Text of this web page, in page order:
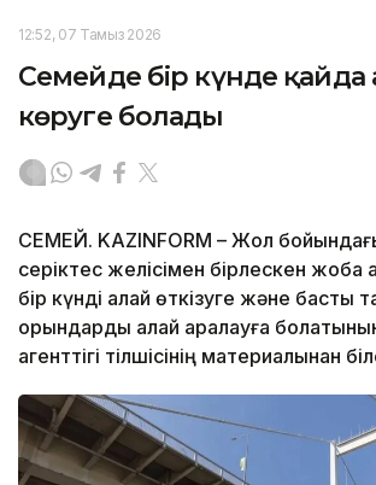
12:52, 07 Тамыз 2026
Семейде бір күнде қайда
көруге болады
СЕМЕЙ. KAZINFORM – Жол бойындағы
серіктес желісімен бірлескен жоба
бір күнді қалай өткізуге және басты
орындарды қалай аралауға
агенттігі тілшісінің материалынан